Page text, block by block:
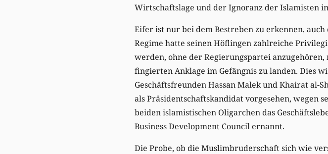
Wirtschaftslage und der Ignoranz der Islamisten
Eifer ist nur bei dem Bestreben zu erkennen,
Regime hatte seinen Höflingen zahlreiche
werden, ohne der Regierungspartei
fingierten Anklage im Gefängnis zu landen. Dies
Geschäftsfreunden Hassan Malek und Khairat
als Präsidentschaftskandidat vorgesehen,
beiden islamistischen Oligarchen das
Business Development Council ernannt.
Die Probe, ob die Muslimbruderschaft sich wie